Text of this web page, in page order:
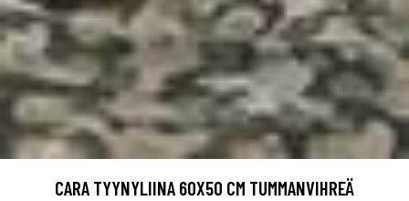
CARA TYYNYLIINA 60X50 CM TUMMANVIHREÄ